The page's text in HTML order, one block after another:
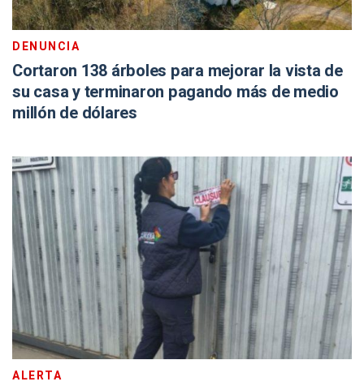
DENUNCIA
Cortaron 138 árboles para mejorar la vista de
su casa y terminaron pagando más de medio
millón de dólares
ALERTA